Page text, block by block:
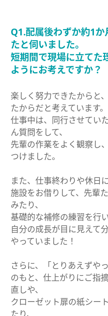
Q1.配属後わずか約1
たと伺いました。
短期間で現場に立てた
ようにお考えですか？
楽しく努力できたからと
たからだと考えています。
仕事中は、同行させてい
ん質問をして、
先輩の作業をよく観察し
つけました。
また、仕事終わりや休日
施設をお借りして、先輩
みたり、
基礎的な補修の練習を行
自分の成長が目に見えて
やっていました！
さらに、「とりあえずや
のもと、仕上がりにご指
直しや、
クローゼット扉の紙シー